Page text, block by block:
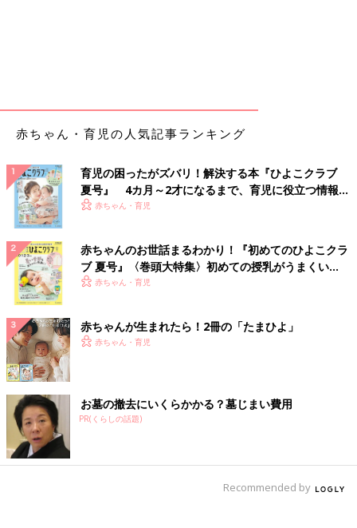
赤ちゃん・育児の人気記事ランキング
育児の困ったがズバリ！解決する本『ひよこクラブ
夏号』 4カ月～2才になるまで、育児に役立つ情報が
いっぱい！
赤ちゃん・育児
赤ちゃんのお世話まるわかり！『初めてのひよこクラ
ブ 夏号』〈巻頭大特集〉初めての授乳がうまくい
く！ おっぱい・ミルクの基本と夏のトラブル 解決テ
赤ちゃん・育児
赤ちゃんが生まれたら！2冊の「たまひよ」
赤ちゃん・育児
お墓の撤去にいくらかかる？墓じまい費用
PR(くらしの話題)
Recommended by